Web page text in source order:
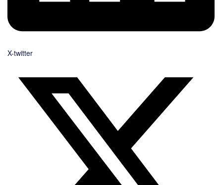
X-twitter